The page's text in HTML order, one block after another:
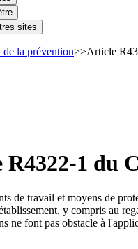
sites
la prévention>>Article
1 du
de travail et moyens de
y compris au
ne font pas obstacle à